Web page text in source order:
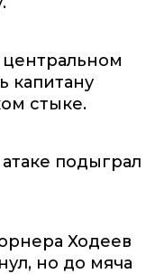
капитану
стыке.
подыграл
Ходеев
но до мяча